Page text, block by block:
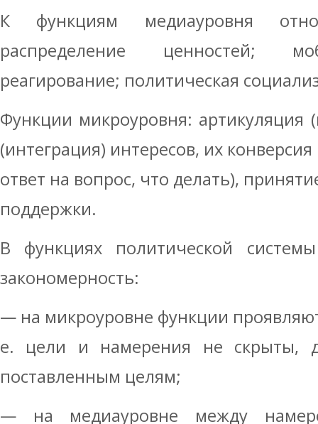
К функциям медиауровня
распределение ценностей;
реагирование; политическая
Функции микроуровня: артикуляция
(интеграция) интересов, их
ответ на вопрос, что делать),
поддержки.
В функциях политической
закономерность:
— на микроуровне функции
е. цели и намерения не скрыты,
поставленным целям;
— на медиауровне между